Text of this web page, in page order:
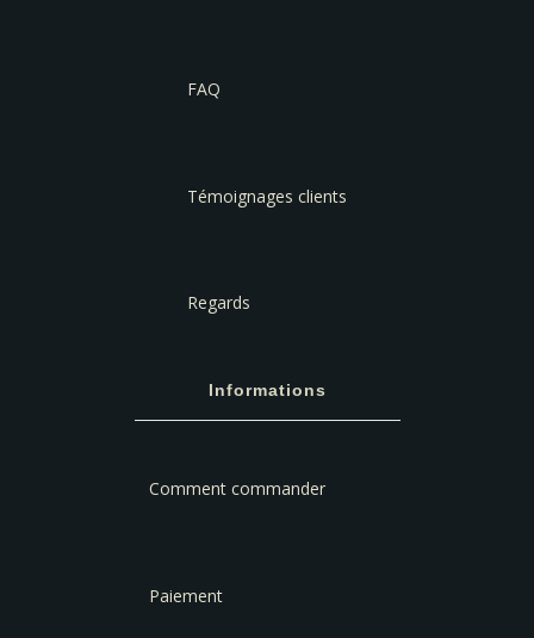
FAQ
Témoignages clients
Regards
Informations
Comment commander
Paiement